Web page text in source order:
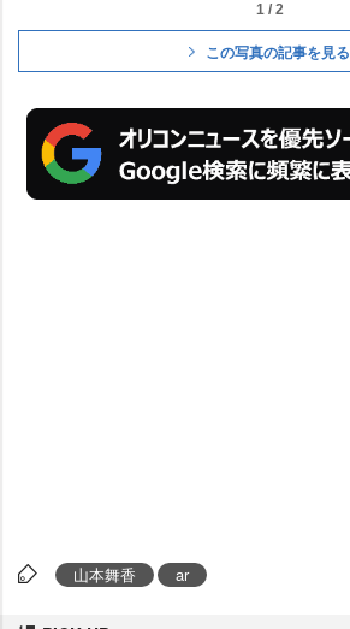
1 / 2
この写真の記事を見る
山本舞香 ar